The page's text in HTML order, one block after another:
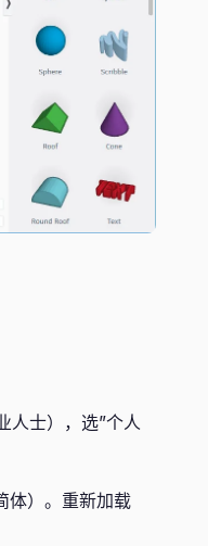
人士），选”个人
）。重新加载